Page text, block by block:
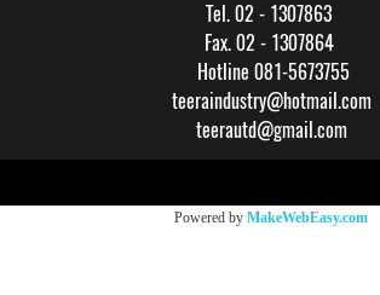
Tel. 02 - 1307863
Fax. 02 - 1307864
Hotline 081-5673755
teeraindustry@hotmail.com
teerautd@gmail.com
Powered by MakeWebEasy.com